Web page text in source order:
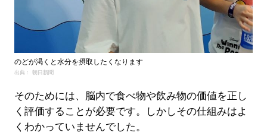
のどが渇くと水分を摂取したくなります
出典： 朝日新聞
そのためには、脳内で食べ物や飲み物の価値を正し
く評価することが必要です。しかしその仕組みはよ
くわかっていませんでした。